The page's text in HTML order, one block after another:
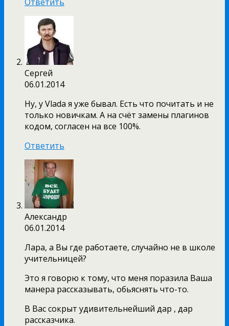
Сергей
06.01.2014
Ну, у Vlada я уже бывал. Есть что почитать и не
только новичкам. А на счёт замены плагинов
кодом, согласен на все 100%.
Ответить
Александр
06.01.2014
Лара, а Вы где работаете, случайно не в школе
учительницей?
Это я говорю к тому, что меня поразила Ваша
манера рассказывать, обьяснять что-то.
В Вас сокрыт удивительнейший дар , дар
рассказчика.